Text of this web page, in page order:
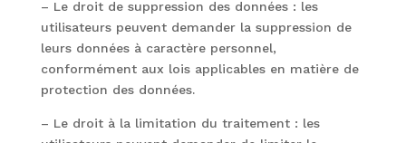
– Le droit de suppression des données : les
utilisateurs peuvent demander la suppression de
leurs données à caractère personnel,
conformément aux lois applicables en matière de
protection des données.
– Le droit à la limitation du traitement : les